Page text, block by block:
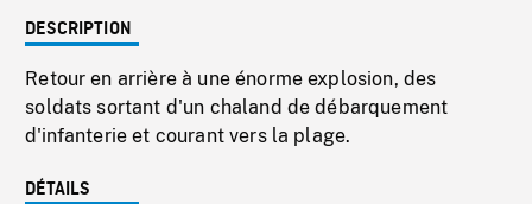
DESCRIPTION
Retour en arrière à une énorme explosion, des
soldats sortant d'un chaland de débarquement
d'infanterie et courant vers la plage.
DÉTAILS